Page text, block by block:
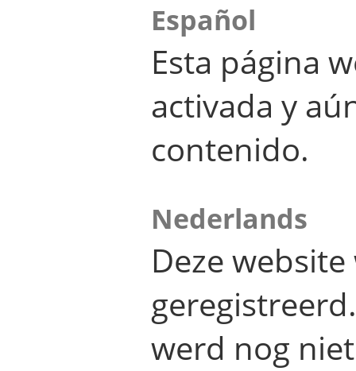
Español
Esta página
activada y
contenido.
Nederlands
Deze
werd nog